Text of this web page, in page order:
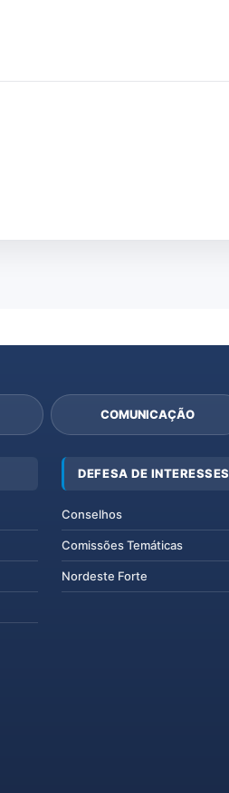
COMUNICAÇÃO
DEFESA DE INTERESSES
Conselhos
Comissões Temáticas
Nordeste Forte